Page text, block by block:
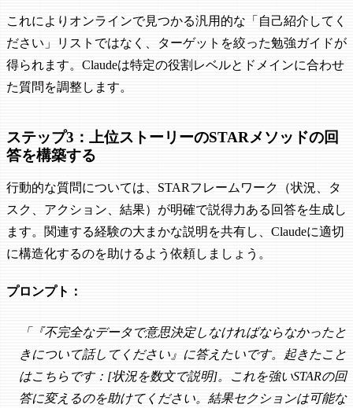
これによりオンラインで見つかる汎用的な「自己紹介してく
ださい」リストではなく、ターゲットを絞った勉強ガイドが
得られます。Claudeは特定の役割レベルとドメインに合わせ
た質問を調整します。
ステップ3：上位ストーリーのSTARメソッドの回
答を構築する
行動的な質問については、STARフレームワーク（状況、タ
スク、アクション、結果）が明確で説得力ある回答を生成し
ます。関連する経験の大まかな説明を共有し、Claudeに適切
に構造化するのを助けるよう依頼しましょう。
プロンプト：
「『不完全なデータで意思決定しなければならなかったと
きについて話してください』に答えたいです。起きたこと
はこちらです：[状況を数文で説明]。これを強いSTARの回
答に変えるのを助けてください。結果セクションは可能な